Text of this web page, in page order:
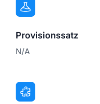
Provisionssatz
N/A